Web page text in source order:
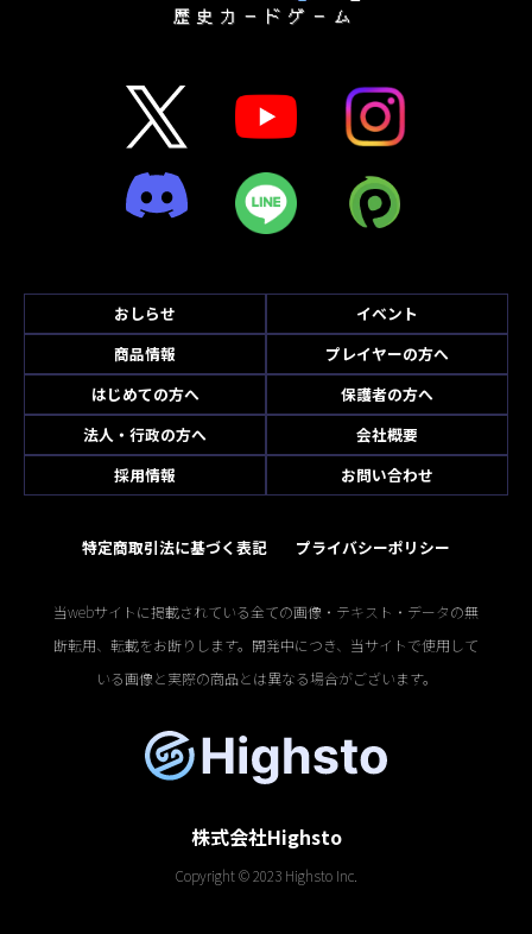
おしらせ
イベント
商品情報
プレイヤーの方へ
はじめての方へ
保護者の方へ
法人・行政の方へ
会社概要
採用情報
お問い合わせ
特定商取引法に基づく表記 プライバシーポリシー
当webサイトに掲載されている全ての画像・テキスト・データの無
断転用、転載をお断りします。開発中につき、当サイトで使用して
いる画像と実際の商品とは異なる場合がございます。
株式会社Highsto
Copyright © 2023 Highsto Inc.